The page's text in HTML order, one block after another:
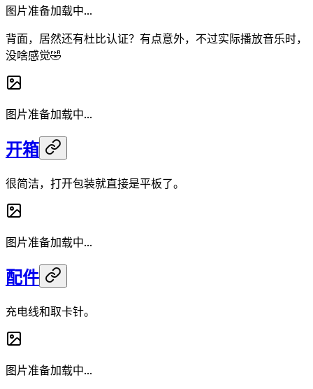
图片准备加载中...
背面，居然还有杜比认证？有点意外，不过实际播放音乐时，
没啥感觉🤣
图片准备加载中...
开箱
很简洁，打开包装就直接是平板了。
图片准备加载中...
配件
充电线和取卡针。
图片准备加载中...